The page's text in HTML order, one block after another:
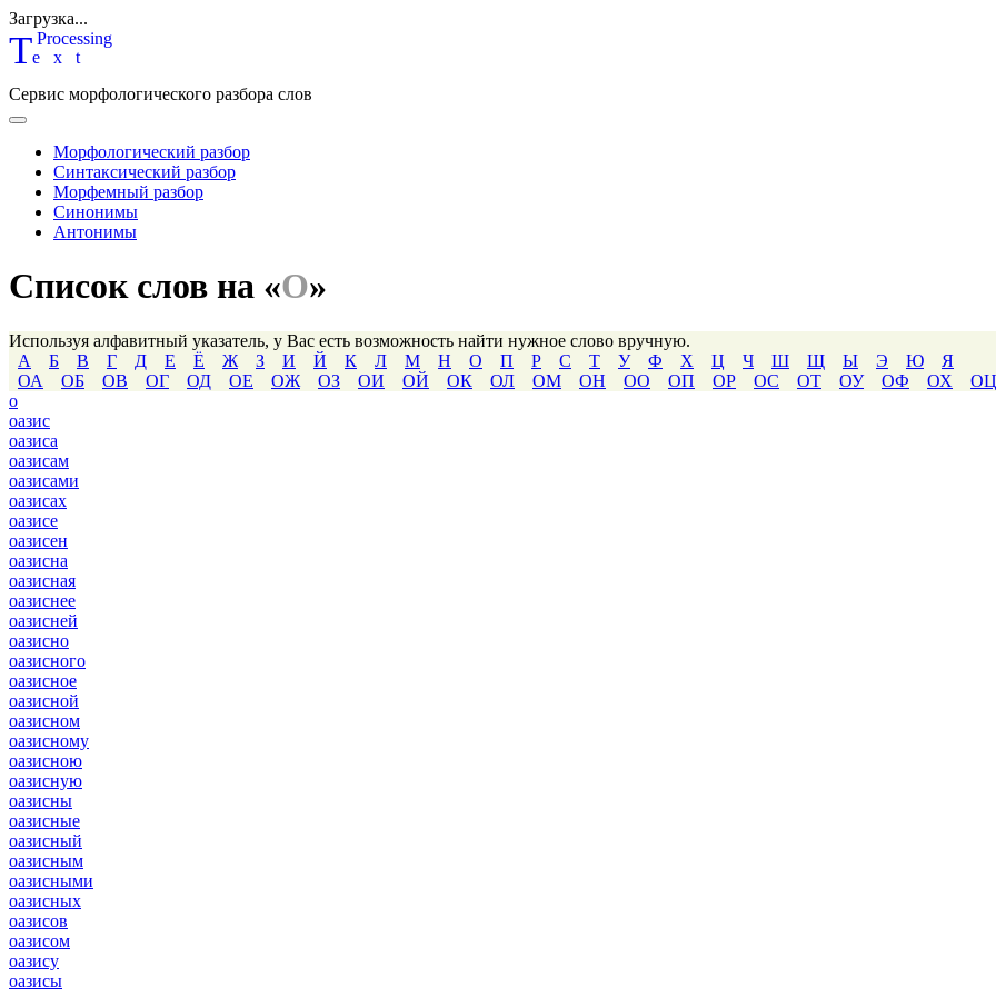
Загрузка...
Text
Processing
Сервис морфологического разбора слов
Морфологический разбор
Синтаксический разбор
Морфемный разбор
Синонимы
Антонимы
Список слов на «О»
Используя алфавитный указатель, у Вас есть возможность найти нужное слово вручную.
А
Б В Г Д Е Ё Ж З И Й К Л М Н О П Р С Т У Ф Х Ц Ч Ш Щ Ы Э Ю
Я
ОА
ОБ ОВ ОГ ОД ОЕ ОЖ ОЗ ОИ ОЙ ОК ОЛ ОМ ОН ОО ОП ОР ОС ОТ ОУ ОФ ОХ ОЦ
о
оазис
оазиса
оазисам
оазисами
оазисах
оазисе
оазисен
оазисна
оазисная
оазиснее
оазисней
оазисно
оазисного
оазисное
оазисной
оазисном
оазисному
оазисною
оазисную
оазисны
оазисные
оазисный
оазисным
оазисными
оазисных
оазисов
оазисом
оазису
оазисы